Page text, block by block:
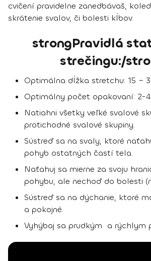
cvičení pravidelne zanedbávaš,
skrátenie svalov, či bolesti kĺbov.
strongPravidlá
strečingu:/
Optimálna dĺžka stretchu: 15 –
Optimálny počet opakovaní: 2-4.
Natiahni všetky veľké svalové
protichodné svalové skupiny.
Sústreď sa na svaly, ktoré
pohyb ostatných častí tela.
Naťahuj sa mierne za svoju
pohybu, ale nechoď do bolesti
Sústreď sa na dýchanie, ktoré
a pokojné.
Vyhýbaj sa prudkým a rýchlym